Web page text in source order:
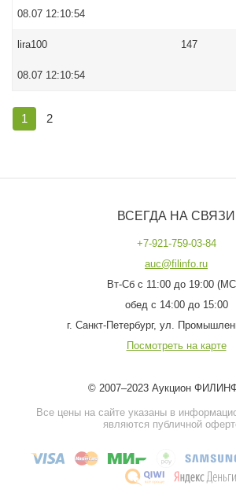
08.07 12:10:54
lira100 147
08.07 12:10:54
1 2
ВСЕГДА НА СВЯЗИ
+7-921-759-03-84
auc@filinfo.ru
Вт-Сб с 11:00 до 19:00
обед с 14:00 до 15:00
г. Санкт-Петербург, ул.
Посмотреть на карте
© 2007–2023 Аукцион
Все цены на сайте указаны в
являются публичной